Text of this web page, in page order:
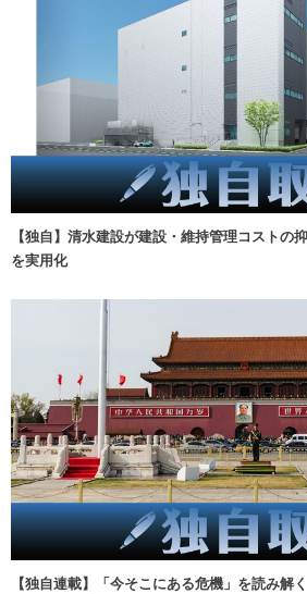
【独自】清水建設が建設・維持管理コストの
を実用化
【独自連載】「今そこにある危機」を読み